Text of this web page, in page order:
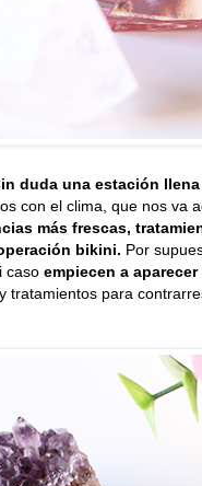
duda una estación
con el clima, que nos va
más frescas,
bikini. Por
caso empiecen a
tratamientos para